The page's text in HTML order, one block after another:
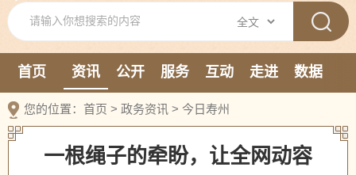
首页 资讯 公开 服务 互动 走进
数据
新媒体
您的位置： 首页 > 政务资讯 > 今日寿州
一根绳子的牵盼，让全网动容